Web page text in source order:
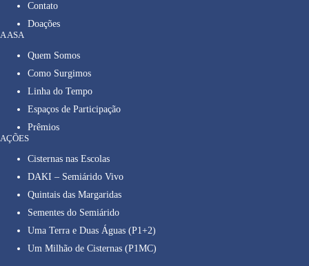
Contato
Doações
A ASA
Quem Somos
Como Surgimos
Linha do Tempo
Espaços de Participação
Prêmios
AÇÕES
Cisternas nas Escolas
DAKI – Semiárido Vivo
Quintais das Margaridas
Sementes do Semiárido
Uma Terra e Duas Águas (P1+2)
Um Milhão de Cisternas (P1MC)